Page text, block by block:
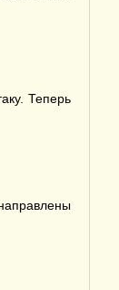
Теперь